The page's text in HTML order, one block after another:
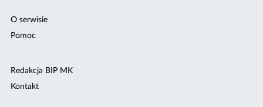
O serwisie
Pomoc
Redakcja BIP MK
Kontakt